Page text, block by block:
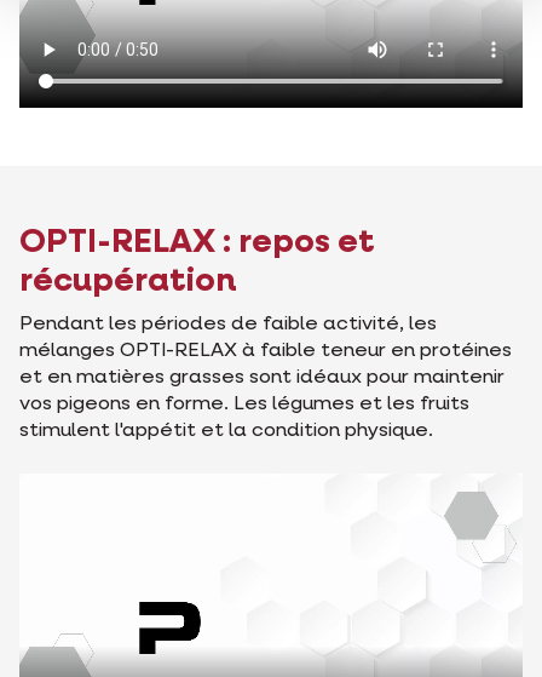
OPTI-RELAX : repos et
récupération
Pendant les périodes de faible activité, les
mélanges OPTI-RELAX à faible teneur en protéines
et en matières grasses sont idéaux pour maintenir
vos pigeons en forme. Les légumes et les fruits
stimulent l'appétit et la condition physique.